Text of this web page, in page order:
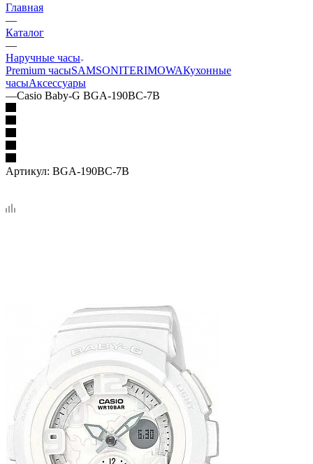
Главная
—
Каталог
—
Наручные часы
Premium часыSAMSONITERIMOWAКухонные
часыАксессуары
—Casio Baby-G BGA-190BC-7B
Артикул: BGA-190BC-7B